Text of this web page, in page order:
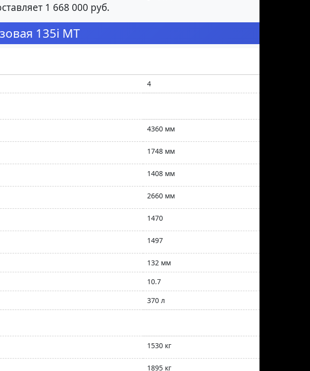
1 668 000 руб.
135i MT
4
4360 мм
1748 мм
1408 мм
2660 мм
1470
1497
132 мм
10.7
370 л
1530 кг
1895 кг